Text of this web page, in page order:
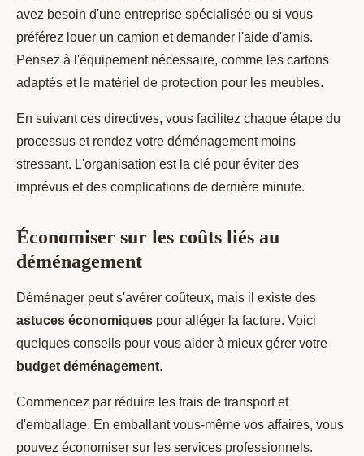
avez besoin d'une entreprise spécialisée ou si vous
préférez louer un camion et demander l'aide d'amis.
Pensez à l'équipement nécessaire, comme les cartons
adaptés et le matériel de protection pour les meubles.
En suivant ces directives, vous facilitez chaque étape du
processus et rendez votre déménagement moins
stressant. L'organisation est la clé pour éviter des
imprévus et des complications de dernière minute.
Économiser sur les coûts liés au
déménagement
Déménager peut s'avérer coûteux, mais il existe des
astuces économiques pour alléger la facture. Voici
quelques conseils pour vous aider à mieux gérer votre
budget déménagement.
Commencez par réduire les frais de transport et
d'emballage. En emballant vous-même vos affaires, vous
pouvez économiser sur les services professionnels.